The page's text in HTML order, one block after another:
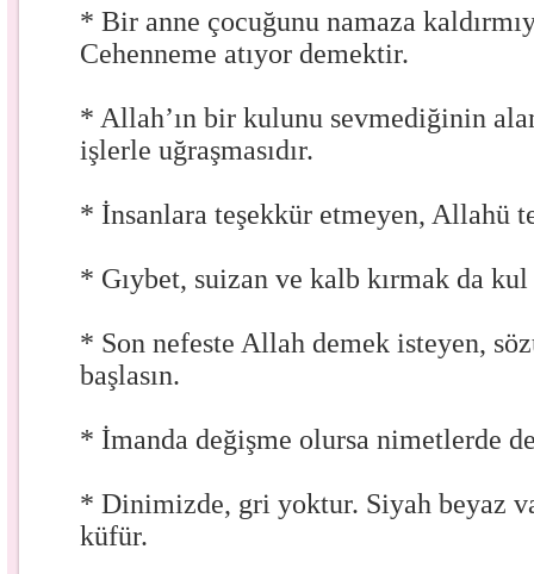
* Bir anne çocuğunu namaza
Cehenneme atıyor demektir.
* Allah’ın bir kulunu sevmediğinin
işlerle uğraşmasıdır.
* İnsanlara teşekkür etmeyen, Allahü
* Gıybet, suizan ve kalb kırmak da kul
* Son nefeste Allah demek isteyen,
başlasın.
* İmanda değişme olursa nimetlerde
* Dinimizde, gri yoktur. Siyah beyaz
küfür.